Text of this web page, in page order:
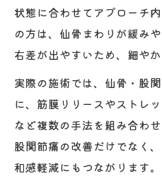
状態に合わせてアプローチ
の方は、仙骨まわりが緩み
右差が出やすいため、細や
実際の施術では、仙骨・股
に、筋膜リリースやストレ
など複数の手法を組み合わ
股関節痛の改善だけでなく
和感軽減にもつながります。